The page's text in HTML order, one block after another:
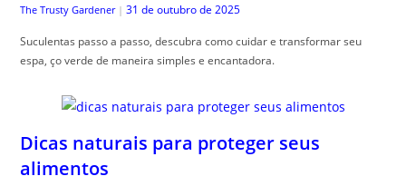
The Trusty Gardener | 31 de outubro de 2025
Suculentas passo a passo, descubra como cuidar e transformar seu
espa, ço verde de maneira simples e encantadora.
Dicas naturais para proteger seus
alimentos